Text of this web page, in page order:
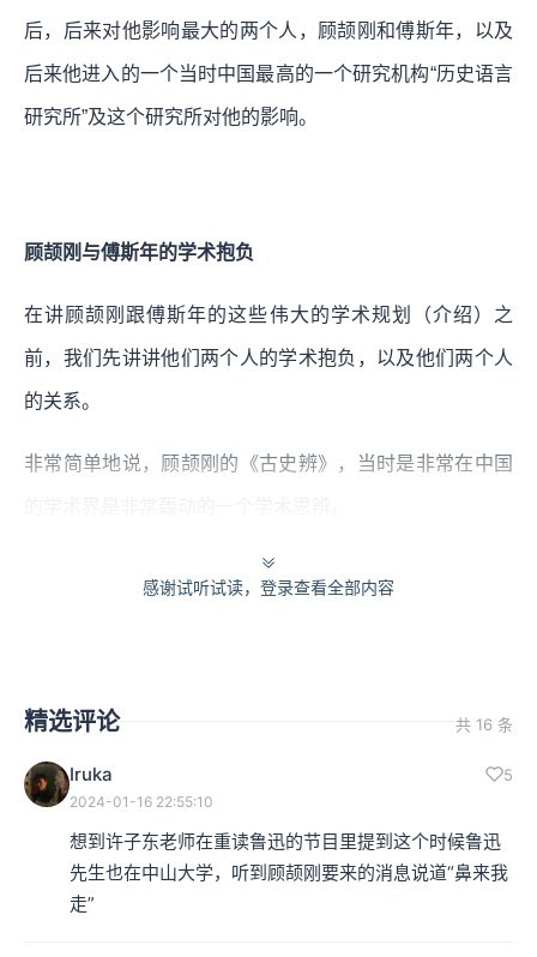
后，后来对他影响最大的两个人，顾颉刚和傅斯年，以及
后来他进入的一个当时中国最高的一个研究机构“历史语言
研究所”及这个研究所对他的影响。
顾颉刚与傅斯年的学术抱负
在讲顾颉刚跟傅斯年的这些伟大的学术规划（介绍）之
前，我们先讲讲他们两个人的学术抱负，以及他们两个人
的关系。
非常简单地说，顾颉刚的《古史辨》，当时是非常在中国
关于顾颉刚、钱玄同等人所掀起的一个“古史辨”运动，国
大约《古史辨》出版的1926大概到1940左右，引起这么大
的重视，引起这么多人进入这个主题里面，大家彼此争议
交锋？我认为背后的背景仍然是——这是一个中国国族建
构的关键时代。
感谢试听试读，登录查看全部内容
精选评论 共 16 条
Iruka 5
2024-01-16 22:55:10
想到许子东老师在重读鲁迅的节目里提到这个时候鲁迅
先生也在中山大学，听到顾颉刚要来的消息说道“鼻来我
走”